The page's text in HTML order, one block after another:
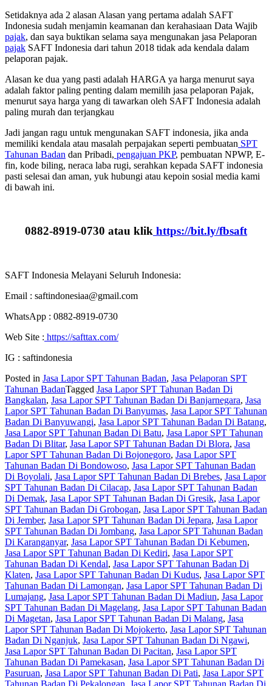
Setidaknya ada 2 alasan Alasan yang pertama adalah SAFT
Indonesia sudah menjamin keamanan dan kerahasiaan Data Wajib
pajak, dan saya buktikan selama saya mengunakan jasa Pelaporan
pajak SAFT Indonesia dari tahun 2018 tidak ada kendala dalam
pelaporan pajak.
Alasan ke dua yang pasti adalah HARGA ya harga menurut saya
adalah faktor paling penting dalam memilih jasa pelaporan Pajak,
menurut saya harga yang di tawarkan oleh SAFT Indonesia adalah
paling murah dan terjangkau
Jadi jangan ragu untuk mengunakan SAFT indonesia, jika anda
memiliki kendala atau masalah perpajakan seperti pembuatan SPT
Tahunan Badan dan Pribadi, pengajuan PKP, pembuatan NPWP, E-
fin, kode biling, neraca laba rugi, serahkan kepada SAFT indonesia
pasti selesai dan aman, yuk hubungi atau kepoin sosial media kami
di bawah ini.
0882-8919-0730 atau klik https://bit.ly/fbsaft
SAFT Indonesia Melayani Seluruh Indonesia:
Email : saftindonesiaa@gmail.com
WhatsApp : 0882-8919-0730
Web Site : https://safttax.com/
IG : saftindonesia
Posted in Jasa Lapor SPT Tahunan Badan, Jasa Pelaporan SPT
Tahunan BadanTagged Jasa Lapor SPT Tahunan Badan Di
Bangkalan, Jasa Lapor SPT Tahunan Badan Di Banjarnegara, Jasa
Lapor SPT Tahunan Badan Di Banyumas, Jasa Lapor SPT Tahunan
Badan Di Banyuwangi, Jasa Lapor SPT Tahunan Badan Di Batang,
Jasa Lapor SPT Tahunan Badan Di Batu, Jasa Lapor SPT Tahunan
Badan Di Blitar, Jasa Lapor SPT Tahunan Badan Di Blora, Jasa
Lapor SPT Tahunan Badan Di Bojonegoro, Jasa Lapor SPT
Tahunan Badan Di Bondowoso, Jasa Lapor SPT Tahunan Badan
Di Boyolali, Jasa Lapor SPT Tahunan Badan Di Brebes, Jasa Lapor
SPT Tahunan Badan Di Cilacap, Jasa Lapor SPT Tahunan Badan
Di Demak, Jasa Lapor SPT Tahunan Badan Di Gresik, Jasa Lapor
SPT Tahunan Badan Di Grobogan, Jasa Lapor SPT Tahunan Badan
Di Jember, Jasa Lapor SPT Tahunan Badan Di Jepara, Jasa Lapor
SPT Tahunan Badan Di Jombang, Jasa Lapor SPT Tahunan Badan
Di Karanganyar, Jasa Lapor SPT Tahunan Badan Di Kebumen,
Jasa Lapor SPT Tahunan Badan Di Kediri, Jasa Lapor SPT
Tahunan Badan Di Kendal, Jasa Lapor SPT Tahunan Badan Di
Klaten, Jasa Lapor SPT Tahunan Badan Di Kudus, Jasa Lapor SPT
Tahunan Badan Di Lamongan, Jasa Lapor SPT Tahunan Badan Di
Lumajang, Jasa Lapor SPT Tahunan Badan Di Madiun, Jasa Lapor
SPT Tahunan Badan Di Magelang, Jasa Lapor SPT Tahunan Badan
Di Magetan, Jasa Lapor SPT Tahunan Badan Di Malang, Jasa
Lapor SPT Tahunan Badan Di Mojokerto, Jasa Lapor SPT Tahunan
Badan Di Nganjuk, Jasa Lapor SPT Tahunan Badan Di Ngawi,
Jasa Lapor SPT Tahunan Badan Di Pacitan, Jasa Lapor SPT
Tahunan Badan Di Pamekasan, Jasa Lapor SPT Tahunan Badan Di
Pasuruan, Jasa Lapor SPT Tahunan Badan Di Pati, Jasa Lapor SPT